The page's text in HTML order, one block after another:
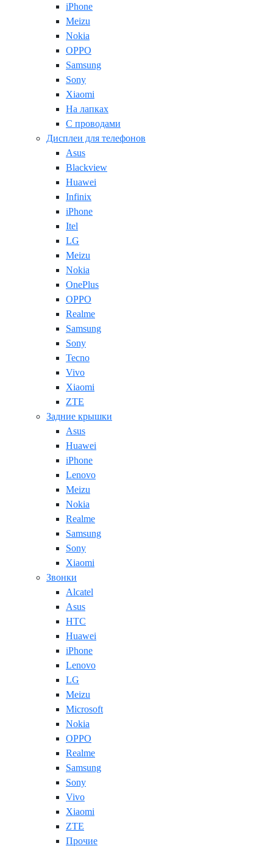
iPhone
Meizu
Nokia
OPPO
Samsung
Sony
Xiaomi
На лапках
С проводами
Дисплеи для телефонов
Asus
Blackview
Huawei
Infinix
iPhone
Itel
LG
Meizu
Nokia
OnePlus
OPPO
Realme
Samsung
Sony
Tecno
Vivo
Xiaomi
ZTE
Задние крышки
Asus
Huawei
iPhone
Lenovo
Meizu
Nokia
Realme
Samsung
Sony
Xiaomi
Звонки
Alcatel
Asus
HTC
Huawei
iPhone
Lenovo
LG
Meizu
Microsoft
Nokia
OPPO
Realme
Samsung
Sony
Vivo
Xiaomi
ZTE
Прочие